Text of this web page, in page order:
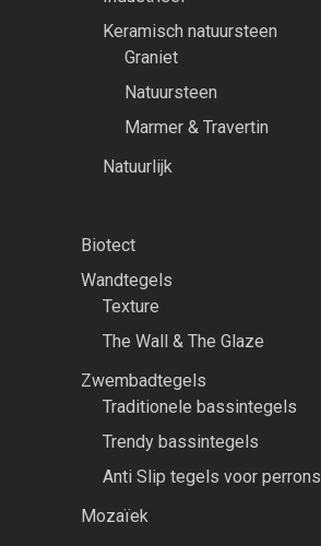
Keramisch natuursteen
Graniet
Natuursteen
Marmer & Travertin
Natuurlijk
Biotect
Wandtegels
Texture
The Wall & The Glaze
Zwembadtegels
Traditionele bassintegels
Trendy bassintegels
Anti Slip tegels voor perrons
Mozaïek